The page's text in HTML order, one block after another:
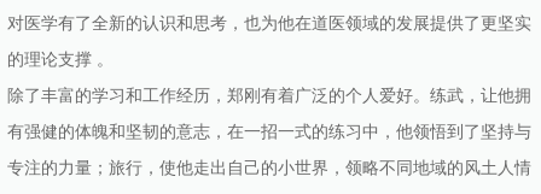
对医学有了全新的认识和思考，也为他在道医领域的发展提供了更坚实
的理论支撑 。
除了丰富的学习和工作经历，郑刚有着广泛的个人爱好。练武，让他拥
有强健的体魄和坚韧的意志，在一招一式的练习中，他领悟到了坚持与
专注的力量；旅行，使他走出自己的小世界，领略不同地域的风土人情